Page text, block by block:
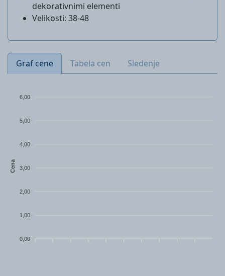
dekorativnimi elementi
Velikosti: 38-48
Graf cene Tabela cen Sledenje
6,00
5,00
4,00
3,00
2,00
1,00
0,00
Cena